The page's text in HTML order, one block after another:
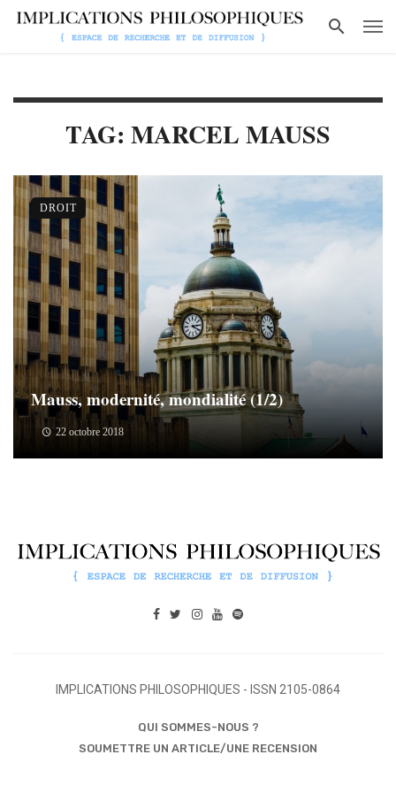
TAG: MARCEL MAUSS
Mauss, modernité, mondialité (1/2)
22 octobre 2018
DROIT
IMPLICATIONS PHILOSOPHIQUES - ISSN 2105-0864
QUI SOMMES-NOUS ?
SOUMETTRE UN ARTICLE/UNE RECENSION